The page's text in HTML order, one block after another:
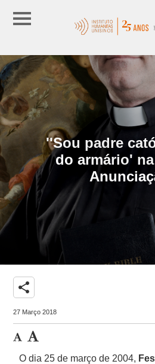
''Sou padre
do armário'
share
27 Março 2018
O dia 25 de março de 2004,